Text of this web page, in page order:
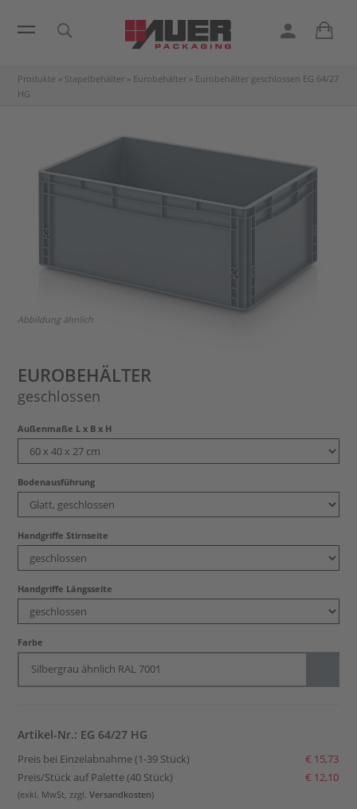
Produkte » Stapelbehälter » Eurobehälter » Eurobehälter geschlossen EG 64/27
HG
Abbildung ähnlich
EUROBEHÄLTER
geschlossen
Außenmaße L x B x H
Bodenausführung
Handgriffe Stirnseite
Handgriffe Längsseite
Farbe
Silbergrau ähnlich RAL 7001
Artikel-Nr.: EG 64/27 HG
Preis bei Einzelabnahme (1-39 Stück)
€ 15,73
Preis/Stück auf Palette (40 Stück)
€ 12,10
(exkl. MwSt, zzgl.Versandkosten)